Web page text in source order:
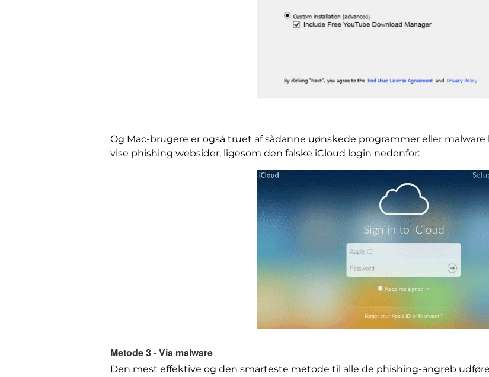
Og Mac-brugere er også truet af sådanne uønskede programmer eller
vise phishing websider, ligesom den falske iCloud login nedenfor:
Metode 3 - Via malware
Den mest effektive og den smarteste metode til alle de phishing-angreb